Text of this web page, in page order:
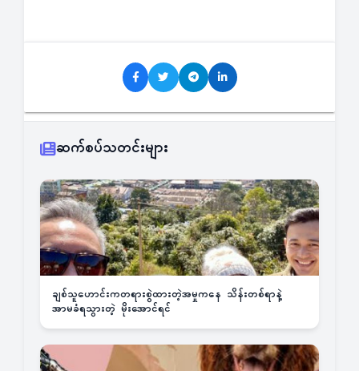
ဆက်စပ်သတင်းများ
ချစ်သူဟောင်းကတရားစွဲထားတဲ့အမှုကနေ သိန်းတစ်ရာနဲ့
အာမခံရသွားတဲ့ မိုးအောင်ရင်